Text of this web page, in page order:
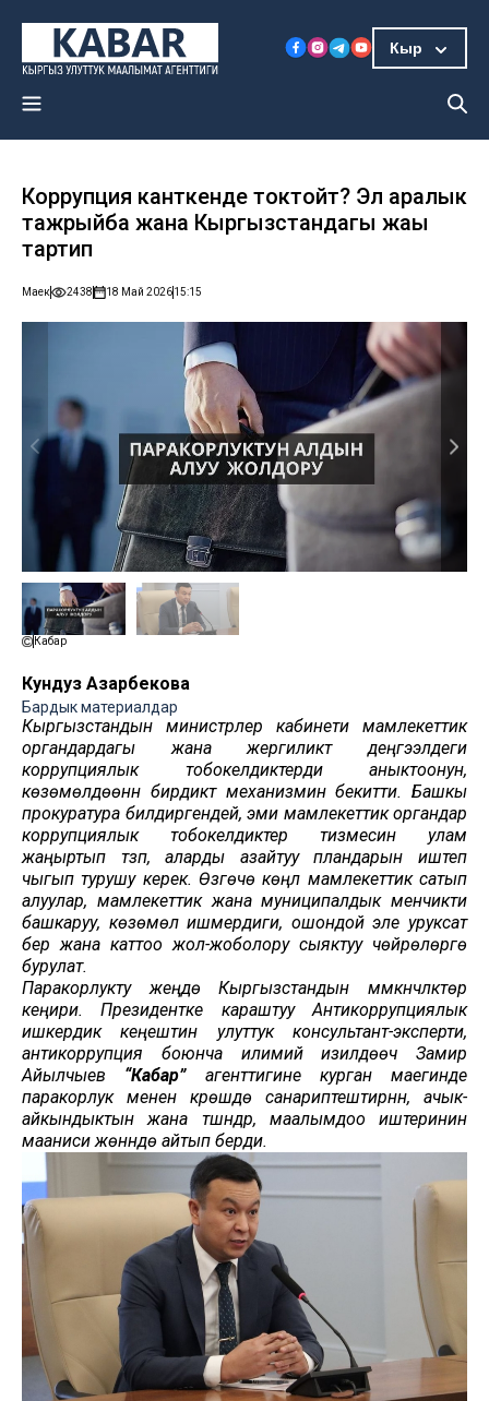
Кыр
Коррупция канткенде токтойт? Эл аралык
тажрыйба жана Кыргызстандагы жаңы
тартип
Маек 2438 18 Май 202615:15
Кабар
Кундуз Азарбекова
Бардык материалдар
Кыргызстандын министрлер кабинети мамлекеттик
органдардагы жана жергиликтүү деңгээлдеги
коррупциялык тобокелдиктерди аныктоонун,
көзөмөлдөөнүн бирдиктүү механизмин бекитти. Башкы
прокуратура билдиргендей, эми мамлекеттик органдар
коррупциялык тобокелдиктер тизмесин улам
жаңыртып түзүп, аларды азайтуу пландарын иштеп
чыгып турушу керек. Өзгөчө көңүл мамлекеттик сатып
алуулар, мамлекеттик жана муниципалдык менчикти
башкаруу, көзөмөл ишмердиги, ошондой эле уруксат
берүү жана каттоо жол-жоболору сыяктуу чөйрөлөргө
бурулат.
Паракорлукту жеңүүдө Кыргызстандын мүмкүнчүлүктөрү
кеңири. Президентке караштуу Антикоррупциялык
ишкердик кеңештин улуттук консультант-эксперти,
антикоррупция боюнча илимий изилдөөчү Замир
Айылчыев
“Кабар”агенттигине курган маегинде
паракорлук менен күрөшүүдө санариптештирүүнүн, ачык-
айкындыктын жана түшүндүрүү, маалымдоо иштеринин
мааниси жөнүндө айтып берди.